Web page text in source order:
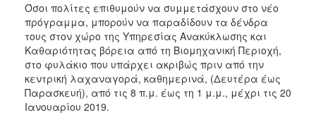
Όσοι πολίτες επιθυμούν να συμμετάσχουν στο νέο
πρόγραμμα, μπορούν να παραδίδουν τα δένδρα
τους στον χώρο της Υπηρεσίας Ανακύκλωσης και
Καθαριότητας βόρεια από τη Βιομηχανική Περιοχή,
στο φυλάκιο που υπάρχει ακριβώς πριν από την
κεντρική λαχαναγορά, καθημερινά, (Δευτέρα έως
Παρασκευή), από τις 8 π.μ. έως τη 1 μ.μ., μέχρι τις 20
Ιανουαρίου 2019.